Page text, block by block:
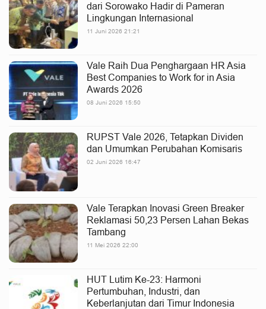
dari Sorowako Hadir di Pameran
Lingkungan Internasional
11 Juni 2026 21:21
Vale Raih Dua Penghargaan HR Asia
Best Companies to Work for in Asia
Awards 2026
08 Juni 2026 15:50
RUPST Vale 2026, Tetapkan Dividen
dan Umumkan Perubahan Komisaris
02 Juni 2026 16:47
Vale Terapkan Inovasi Green Breaker
Reklamasi 50,23 Persen Lahan Bekas
Tambang
11 Mei 2026 22:00
HUT Lutim Ke-23: Harmoni
Pertumbuhan, Industri, dan
Keberlanjutan dari Timur Indonesia